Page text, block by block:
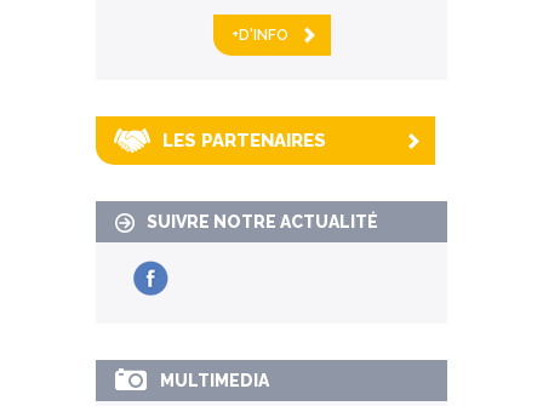
+D'INFO
LES PARTENAIRES
SUIVRE NOTRE ACTUALITÉ
MULTIMEDIA